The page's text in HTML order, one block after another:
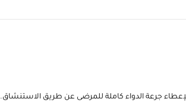
جرعة الدواء كاملة للمرضى عن طريق الاستنشاق.